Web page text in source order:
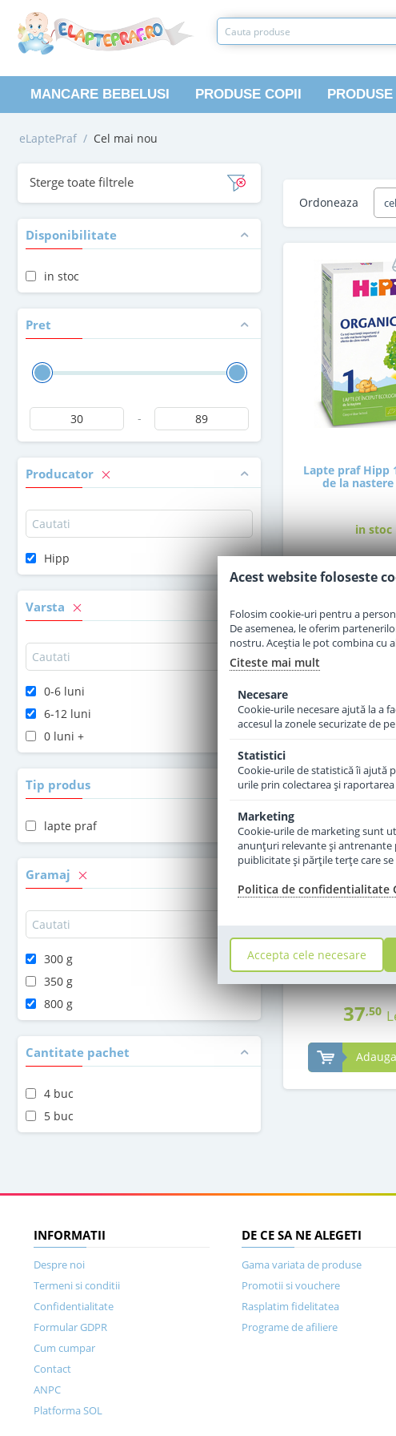
MANCARE BEBELUSI PRODUSE COPII
eLaptePraf / Cel mai nou
Sterge toate filtrele
Disponibilitate
in stoc
Pret
-
Producator
Hipp
Varsta
0-6 luni
6-12 luni
0 luni +
Tip produs
lapte praf
Gramaj
300 g
350 g
800 g
Cantitate pachet
4 buc
5 buc
Ordoneaza
Lapte praf Hipp
de la nastere
in stoc
30,00
Lapte praf Hipp
in stoc
37,50
INFORMATII
Despre noi
Termeni si conditii
Confidentialitate
Formular GDPR
Cum cumpar
Contact
ANPC
Platforma SOL
DE CE SA NE ALEGETI
Gama variata de produse
Promotii si vouchere
Rasplatim fidelitatea
Programe de afiliere
Acest website foloseste
Folosim cookie-uri pentru a
De asemenea, le oferim
nostru. Aceștia le pot combina cu
Citeste mai mult
Necesare
Cookie-urile necesare ajută la a
accesul la zonele securizate de
Statistici
Cookie-urile de statistică îi ajută
urile prin colectarea şi
Marketing
Cookie-urile de marketing sunt
anunţuri relevante şi antrenante
puiblicitate şi părţile terţe care
Politica de confidentialitate
Accepta cele necesare